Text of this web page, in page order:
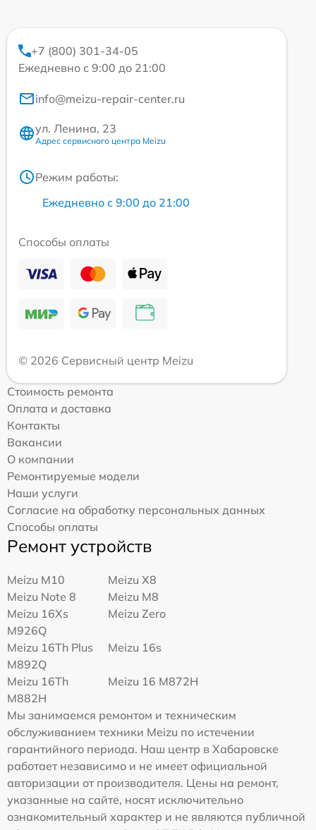
+7 (800) 301-34-05
Ежедневно с 9:00 до 21:00
info@meizu-repair-center.ru
ул. Ленина, 23
Адрес сервисного центра Meizu
Режим работы:
Ежедневно с 9:00 до 21:00
Способы оплаты
© 2026 Сервисный центр Meizu
Стоимость ремонта
Оплата и доставка
Контакты
Вакансии
О компании
Ремонтируемые модели
Наши услуги
Согласие на обработку персональных данных
Способы оплаты
Ремонт устройств
Meizu M10
Meizu X8
Meizu Note 8
Meizu M8
Meizu 16Xs
M926Q
Meizu Zero
Meizu 16Th Plus
M892Q
Meizu 16s
Meizu 16Th
M882H
Meizu 16 M872H
Мы занимаемся ремонтом и техническим
обслуживанием техники Meizu по истечении
гарантийного периода. Наш центр в Хабаровске
работает независимо и не имеет официальной
авторизации от производителя. Цены на ремонт,
указанные на сайте, носят исключительно
ознакомительный характер и не являются публичной